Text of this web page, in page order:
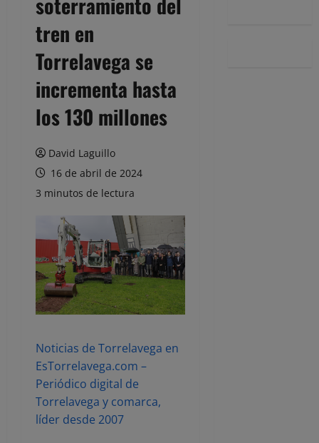
tren en
Torrelavega se
incrementa hasta
los 130 millones
David Laguillo
16 de abril de 2024
3 minutos de lectura
Noticias de Torrelavega en
EsTorrelavega.com –
Periódico digital de
Torrelavega y comarca,
líder desde 2007